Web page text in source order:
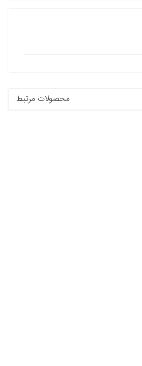
محصولات مرتبط